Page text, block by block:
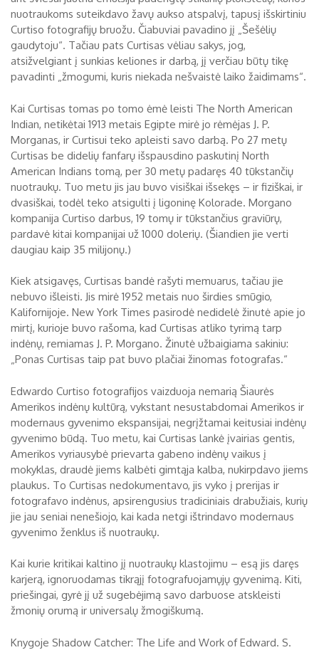
nuotraukoms suteikdavo žavų aukso atspalvį, tapusį išskirtiniu
Curtiso fotografijų bruožu. Čiabuviai pavadino jį „Šešėlių
gaudytoju“. Tačiau pats Curtisas vėliau sakys, jog,
atsižvelgiant į sunkias keliones ir darbą, jį verčiau būtų tikę
pavadinti „žmogumi, kuris niekada nešvaistė laiko žaidimams“.
Kai Curtisas tomas po tomo ėmė leisti The North American
Indian, netikėtai 1913 metais Egipte mirė jo rėmėjas J. P.
Morganas, ir Curtisui teko apleisti savo darbą. Po 27 metų
Curtisas be didelių fanfarų išspausdino paskutinį North
American Indians tomą, per 30 metų padaręs 40 tūkstančių
nuotraukų. Tuo metu jis jau buvo visiškai išsekęs – ir fiziškai, ir
dvasiškai, todėl teko atsigulti į ligoninę Kolorade. Morgano
kompanija Curtiso darbus, 19 tomų ir tūkstančius graviūrų,
pardavė kitai kompanijai už 1000 dolerių. (Šiandien jie verti
daugiau kaip 35 milijonų.)
Kiek atsigavęs, Curtisas bandė rašyti memuarus, tačiau jie
nebuvo išleisti. Jis mirė 1952 metais nuo širdies smūgio,
Kalifornijoje. New York Times pasirodė nedidelė žinutė apie jo
mirtį, kurioje buvo rašoma, kad Curtisas atliko tyrimą tarp
indėnų, remiamas J. P. Morgano. Žinutė užbaigiama sakiniu:
„Ponas Curtisas taip pat buvo plačiai žinomas fotografas.“
Edwardo Curtiso fotografijos vaizduoja nemarią Šiaurės
Amerikos indėnų kultūrą, vykstant nesustabdomai Amerikos ir
modernaus gyvenimo ekspansijai, negrįžtamai keitusiai indėnų
gyvenimo būdą. Tuo metu, kai Curtisas lankė įvairias gentis,
Amerikos vyriausybė prievarta gabeno indėnų vaikus į
mokyklas, draudė jiems kalbėti gimtąja kalba, nukirpdavo jiems
plaukus. To Curtisas nedokumentavo, jis vyko į prerijas ir
fotografavo indėnus, apsirengusius tradiciniais drabužiais, kurių
jie jau seniai nenešiojo, kai kada netgi ištrindavo modernaus
gyvenimo ženklus iš nuotraukų.
Kai kurie kritikai kaltino jį nuotraukų klastojimu – esą jis daręs
karjerą, ignoruodamas tikrąjį fotografuojamųjų gyvenimą. Kiti,
priešingai, gyrė jį už sugebėjimą savo darbuose atskleisti
žmonių orumą ir universalų žmogiškumą.
Knygoje Shadow Catcher: The Life and Work of Edward. S.